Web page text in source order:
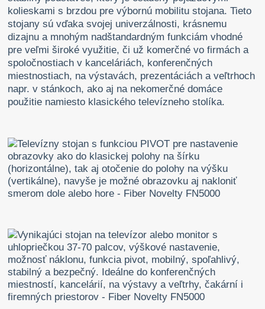
kolieskami s brzdou pre výbornú mobilitu stojana. Tieto
stojany sú vďaka svojej univerzálnosti, krásnemu
dizajnu a mnohým nadštandardným funkciám vhodné
pre veľmi široké využitie, či už komerčné vo firmách a
spoločnostiach v kanceláriách, konferenčných
miestnostiach, na výstavách, prezentáciách a veľtrhoch
napr. v stánkoch, ako aj na nekomerčné domáce
použitie namiesto klasického televízneho stolíka.